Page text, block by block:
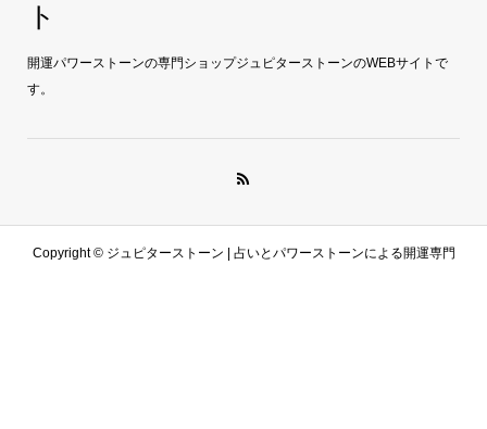
ト
開運パワーストーンの専門ショップジュピターストーンのWEBサイトで
す。
Copyright ©ジュピターストーン | 占いとパワーストーンによる開運専門